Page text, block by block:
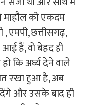
माहौल को एकदम
, एमपी, छत्तीसगढ़,
हैं, वो बेहद ही
कि अर्घ्य देने वाले
रखा हुआ है, अब
और उसके बाद ही